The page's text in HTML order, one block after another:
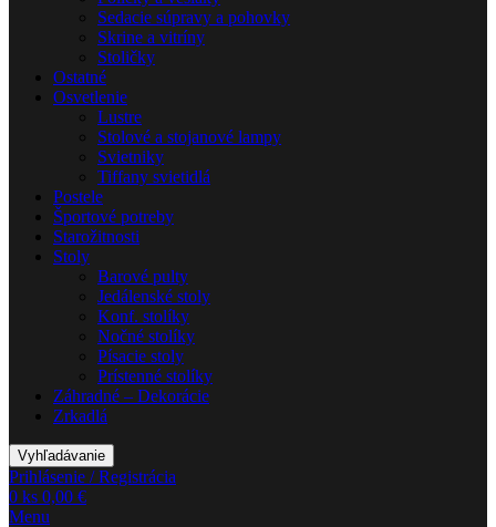
Sedacie súpravy a pohovky
Skrine a vitríny
Stoličky
Ostatné
Osvetlenie
Lustre
Stolové a stojanové lampy
Svietniky
Tiffany svietidlá
Postele
Športové potreby
Starožitnosti
Stoly
Barové pulty
Jedálenské stoly
Konf. stolíky
Nočné stolíky
Písacie stoly
Prístenné stolíky
Záhradné – Dekorácie
Zrkadlá
Vyhľadávanie
Prihlásenie / Registrácia
0 ks 0,00 €
Menu